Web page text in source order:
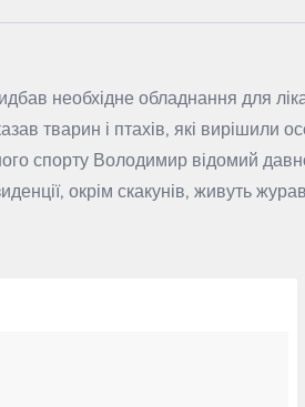
необхідне обладнання для
тварин і птахів, які вирішили
спорту Володимир відомий
окрім скакунів, живуть